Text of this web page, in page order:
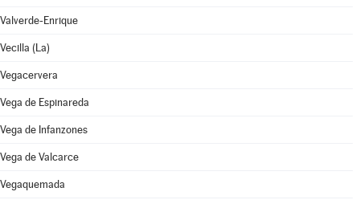
Valverde-Enrique
Vecilla (La)
Vegacervera
Vega de Espinareda
Vega de Infanzones
Vega de Valcarce
Vegaquemada